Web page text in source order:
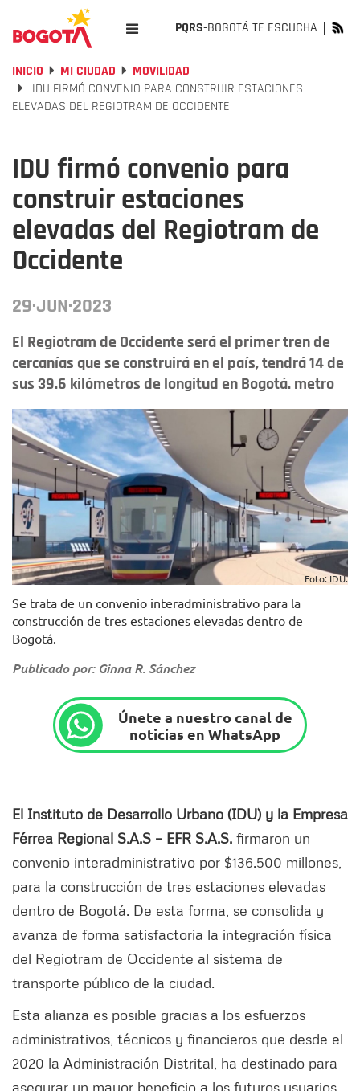
PQRS-BOGOTÁ TE ESCUCHA
INICIO MI CIUDAD
MOVILIDAD
IDU FIRMÓ CONVENIO PARA CONSTRUIR ESTACIONES
ELEVADAS DEL REGIOTRAM DE OCCIDENTE
IDU firmó convenio para
construir estaciones
elevadas del Regiotram de
Occidente
29·JUN·2023
El Regiotram de Occidente será el primer tren de
cercanías que se construirá en el país, tendrá 14 de
sus 39.6 kilómetros de longitud en Bogotá. metro
Foto: IDU.
Se trata de un convenio interadministrativo para la
construcción de tres estaciones elevadas dentro de
Bogotá.
Publicado por: Ginna R. Sánchez
Únete a nuestro canal de
noticias en WhatsApp
El Instituto de Desarrollo Urbano (IDU) y la Empresa
Férrea Regional S.A.S – EFR S.A.S. firmaron un
convenio interadministrativo por $136.500 millones,
para la construcción de tres estaciones elevadas
dentro de Bogotá. De esta forma, se consolida y
avanza de forma satisfactoria la integración física
del Regiotram de Occidente al sistema de
transporte público de la ciudad.
Esta alianza es posible gracias a los esfuerzos
administrativos, técnicos y financieros que desde el
2020 la Administración Distrital, ha destinado para
asegurar un mayor beneficio a los futuros usuarios